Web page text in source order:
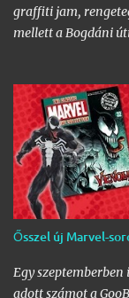
graffiti jam,
mellett a Bogdáni
graffiti jam
Ősszel új Marvel-
Egy
adott számot a